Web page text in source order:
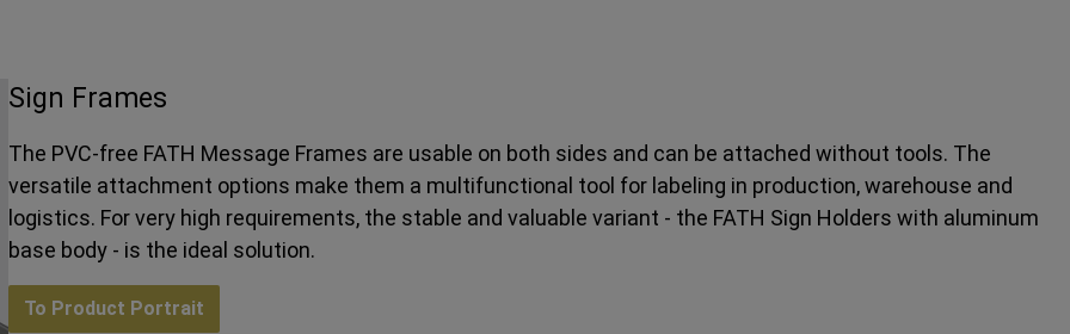
Sign Frames
The PVC-free FATH Message Frames are usable on both sides and can be attached without tools. The
versatile attachment options make them a multifunctional tool for labeling in production, warehouse and
logistics. For very high requirements, the stable and valuable variant - the FATH Sign Holders with aluminum
base body - is the ideal solution.
To Product Portrait